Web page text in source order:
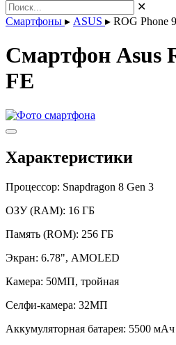
✕
Смартфоны ▸ ASUS ▸ ROG Phone
Смартфон Asus
FE
Характеристики
Процессор: Snapdragon 8 Gen 3
ОЗУ (RAM): 16 ГБ
Память (ROM): 256 ГБ
Экран: 6.78", AMOLED
Камера: 50МП, тройная
Селфи-камера: 32МП
Аккумуляторная батарея: 5500 мАч